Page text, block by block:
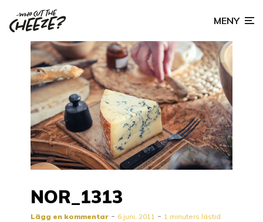
MENY
NOR_1313
Lägg en kommentar 6 juni, 2011 1 minuters lästid